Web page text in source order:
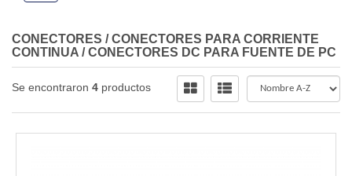
CONECTORES /CONECTORES PARA CORRIENTE
CONTINUA /CONECTORES DC PARA FUENTE DE PC
Se encontraron 4 productos